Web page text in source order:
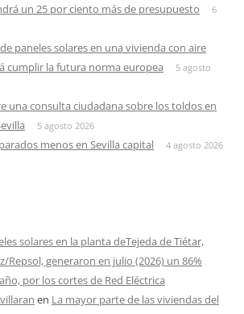
un 25 por ciento más de presupuesto
6
paneles solares en una vivienda con aire
cumplir la futura norma europea
5 agosto
una consulta ciudadana sobre los toldos en
5 agosto 2026
menos en Sevilla capital 4 agosto 2026
solares en la planta deTejeda de Tiétar,
Repsol, generaron en julio (2026) un 86%
por los cortes de Red Eléctrica
en La mayor parte de las viviendas del